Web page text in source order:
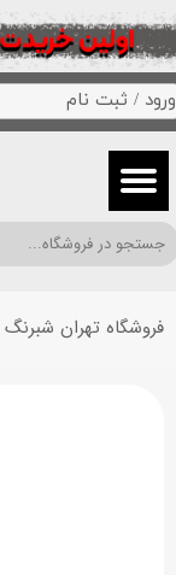
ورود / ثبت نام
حساب کاربری من
تغییر گذر واژه
سفارشات
خروج از حساب کاربری
فروشگاه تهران شبرنگ